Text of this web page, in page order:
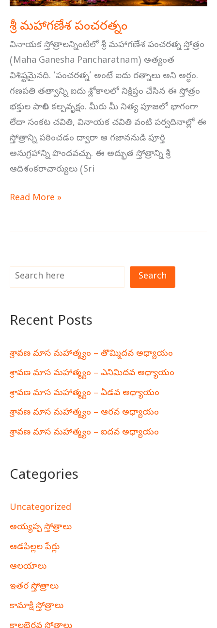
శ్రీ మహాగణేశ పంచరత్నం
వినాయక స్తోత్రాలన్నింటిలో శ్రీ మహాగణేశ పంచరత్న స్తోత్రం
(Maha Ganesha Pancharatnam) అత్యంత
విశిష్టమైనది. ‘పంచరత్న’ అంటే ఐదు రత్నాలు అని అర్థం.
గణపతి తత్వాన్ని ఐదు శ్లోకాలలో నిక్షిప్తం చేసిన ఈ స్తోత్రం
భక్తుల పాలిట కల్పవృక్షం. మీరు మీ నిత్య పూజలో భాగంగా
లేదా సంకట చవితి, వినాయక చవితి వంటి పర్వదినాల్లో ఈ
స్తోత్రాన్ని పఠించడం ద్వారా ఆ గజాననుడి పూర్తి
అనుగ్రహాన్ని పొందవచ్చు. ఈ అద్భుత స్తోత్రాన్ని శ్రీ
ఆదిశంకరాచార్యులు (Sri
Read More »
Search
Recent Posts
శ్రావణ మాస మహాత్మ్యం – తొమ్మిదవ అధ్యాయం
శ్రావణ మాస మహాత్మ్యం – ఎనిమిదవ అధ్యాయం
శ్రావణ మాస మహాత్మ్యం – ఏడవ అధ్యాయం
శ్రావణ మాస మహాత్మ్యం – ఆరవ అధ్యాయం
శ్రావణ మాస మహాత్మ్యం – ఐదవ అధ్యాయం
Categories
Uncategorized
అయ్యప్ప స్తోత్రాలు
ఆడపిల్లల పేర్లు
ఆలయాలు
ఇతర స్తోత్రాలు
కామాక్షి స్తోత్రాలు